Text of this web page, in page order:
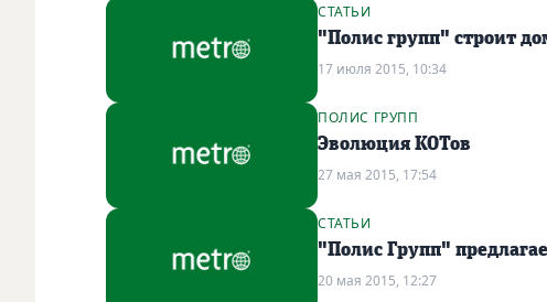
СТАТЬИ
"Полис групп" строит
17 июля 2015, 10:34
ПОЛИС ГРУПП
Эволюция КОТов
27 мая 2015, 17:54
СТАТЬИ
"Полис Групп"
20 мая 2015, 12:27